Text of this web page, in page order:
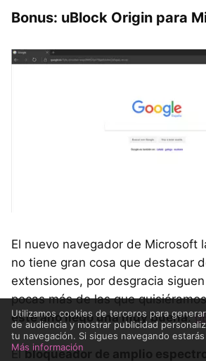
Bonus: uBlock Origin para
El nuevo navegador de Microsoft
no tiene gran cosa que destacar
extensiones, por desgracia
pocas más de las que
este año llegó una muy buena:
Elbloqueador de amplio
Utilizamos cookies de terceros para
de audiencia y mostrar publicidad
tu navegación. Si sigues navegando
Más información